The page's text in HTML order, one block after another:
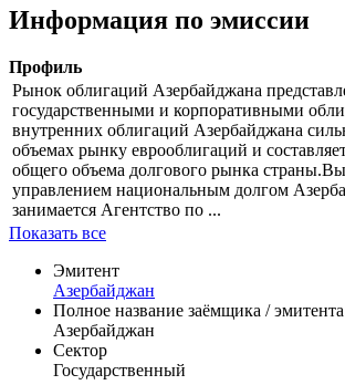
Информация по эмиссии
Профиль
Рынок облигаций Азербайджана
государственными и корпоративными
внутренних облигаций Азербайджана
объемах рынку еврооблигаций и
общего объема долгового рынка
управлением национальным долгом
занимается Агентство по ...
Показать все
Эмитент
Азербайджан
Полное название заёмщика / эмитента
Азербайджан
Сектор
Государственный